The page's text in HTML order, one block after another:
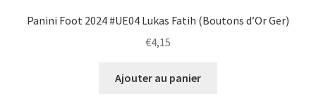
Panini Foot 2024 #UE04 Lukas Fatih (Boutons d’Or Ger)
€4,15
Ajouter au panier